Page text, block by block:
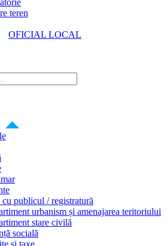
teren
OFICIAL LOCAL
publicul / registratură
urbanism și amenajarea teritoriului
stare civilă
socială
și taxe